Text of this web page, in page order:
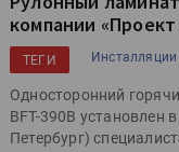
компании «Проект
ТЕГИ Инсталляции
Односторонний
BFT-390B установлен
Петербург)